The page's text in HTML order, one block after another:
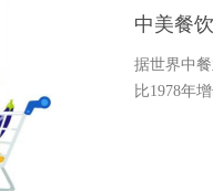
中美餐
据世界中
比1978年